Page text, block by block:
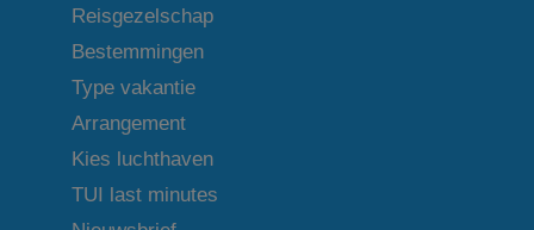
Reisgezelschap
Bestemmingen
Type vakantie
Arrangement
Kies luchthaven
TUI last minutes